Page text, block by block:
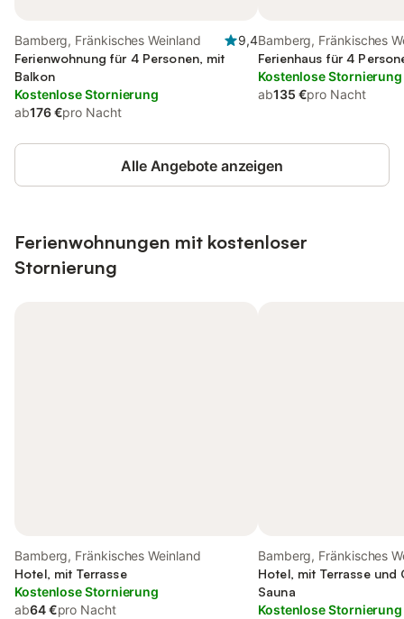
Bamberg, Fränkisches Weinland
9,4
Ferienwohnung für 4 Personen, mit
Balkon
Kostenlose Stornierung
ab176 €pro Nacht
Bamberg, Fränkisches
Ferienhaus für 4
Kostenlose Stornierung
ab135 €pro Nacht
Alle Angebote anzeigen
Ferienwohnungen mit kostenloser
Stornierung
Bamberg, Fränkisches Weinland
Hotel, mit Terrasse
Kostenlose Stornierung
ab64 €pro Nacht
Bamberg, Fränkisches
Hotel, mit Terrasse und
Sauna
Kostenlose Stornierung